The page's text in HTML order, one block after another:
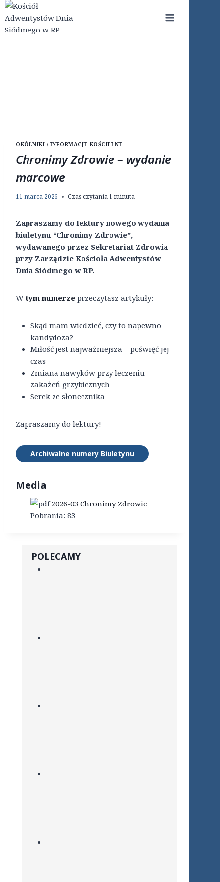
Przejdź
do
treści
OKÓLNIKI / INFORMACJE KOŚCIELNE
Chronimy Zdrowie – wydanie
marcowe
11 marca 2026 Czas czytania1 minuta
Zapraszamy do lektury nowego wydania
biuletynu “Chronimy Zdrowie”,
wydawanego przez Sekretariat Zdrowia
przy Zarządzie Kościoła Adwentystów
Dnia Siódmego w RP.
Wtym numerze przeczytasz artykuły:
Skąd mam wiedzieć, czy to napewno
kandydoza?
Miłość jest najważniejsza – poświęć jej
czas
Zmiana nawyków przy leczeniu
zakażeń grzybicznych
Serek ze słonecznika
Zapraszamy do lektury!
Archiwalne numery Biuletynu
Media
2026-03 Chronimy Zdrowie
Pobrania: 83
POLECAMY